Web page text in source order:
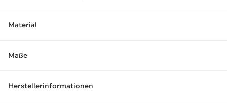
Material
Maße
Herstellerinformationen